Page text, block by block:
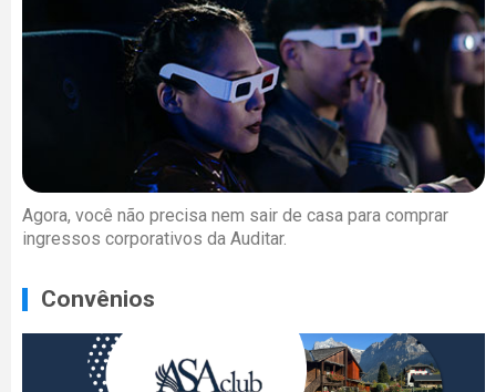
Agora, você não precisa nem sair de casa para comprar
ingressos corporativos da Auditar.
Convênios